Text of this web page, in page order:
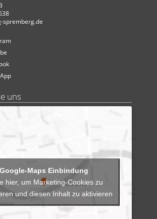
spremberg.de
uns
hier, um Marketing-Cookies zu
und diesen Inhalt zu aktivieren